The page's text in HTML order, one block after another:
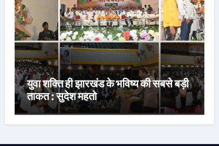
युवा शक्ति ही झारखंड के भविष्य की सबसे बड़ी
ताकत : सुदेश महतो